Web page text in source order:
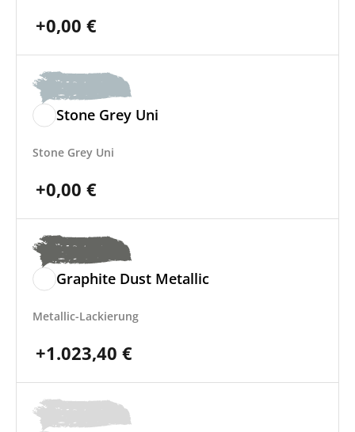
+0,00 €
Stone Grey Uni
Stone Grey Uni
+0,00 €
Graphite Dust Metallic
Metallic-Lackierung
+1.023,40 €